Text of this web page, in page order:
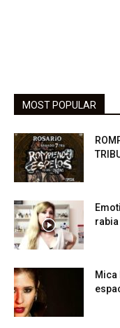
MOST POPULAR
rabia
Mica